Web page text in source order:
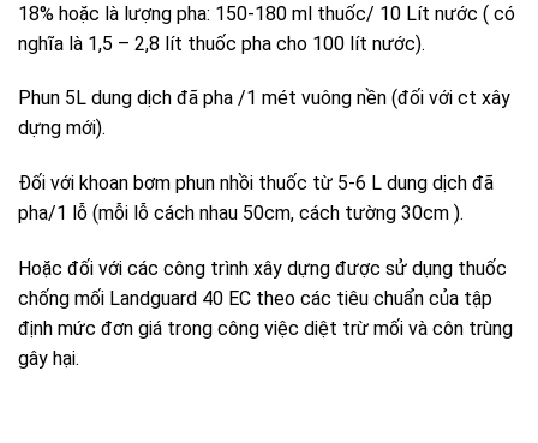
18% hoặc là lượng pha: 150-180 ml thuốc/ 10 Lít nước ( có
nghĩa là 1,5 – 2,8 lít thuốc pha cho 100 lít nước).
Phun 5L dung dịch đã pha /1 mét vuông nền (đối với ct xây
dựng mới).
Đối với khoan bơm phun nhồi thuốc từ 5-6 L dung dịch đã
pha/1 lỗ (mỗi lỗ cách nhau 50cm, cách tường 30cm ).
Hoặc đối với các công trình xây dựng được sử dụng thuốc
chống mối Landguard 40 EC theo các tiêu chuẩn của tập
định mức đơn giá trong công việc diệt trừ mối và côn trùng
gây hại.